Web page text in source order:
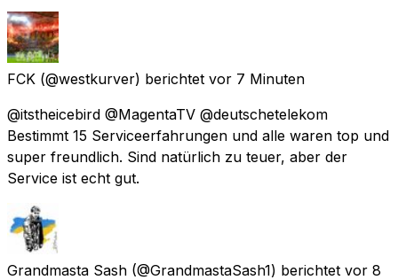
FCK (@westkurver) berichtet vor 7 Minuten
@itstheicebird @MagentaTV @deutschetelekom
Bestimmt 15 Serviceerfahrungen und alle waren top und
super freundlich. Sind natürlich zu teuer, aber der
Service ist echt gut.
Grandmasta Sash (@GrandmastaSash1) berichtet vor 8